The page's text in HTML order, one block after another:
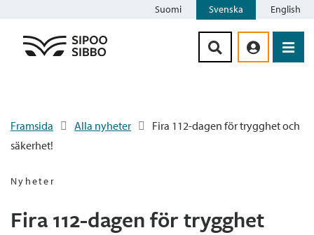
Suomi Svenska English
Framsida Alla nyheter
Fira 112-dagen för trygghet och
säkerhet!
Nyheter
Fira 112-dagen för trygghet